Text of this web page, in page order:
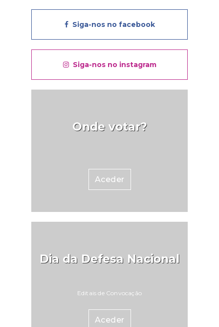
Siga-nos no facebook
Siga-nos no instagram
Onde votar?
Aceder
Dia da Defesa Nacional
Editais de Convocação
Aceder